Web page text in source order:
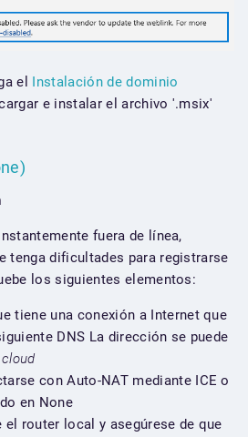
el Instalación de dominio
e instalar el archivo '.msix'
fuera de línea,
tenga dificultades para registrarse
los siguientes elementos:
tiene una conexión a Internet que
DNS La dirección se puede
con Auto-NAT mediante ICE o
en None
el router local y asegúrese de que